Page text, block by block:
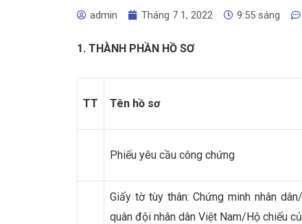
admin Tháng 7 1, 2022 9:55 sáng
1. THÀNH PHẦN HỒ SƠ
TT Tên hồ sơ
Phiếu yêu cầu công chứng
Giấy tờ tùy thân: Chứng minh nhân
quân đội nhân dân Việt Nam/Hộ chiếu